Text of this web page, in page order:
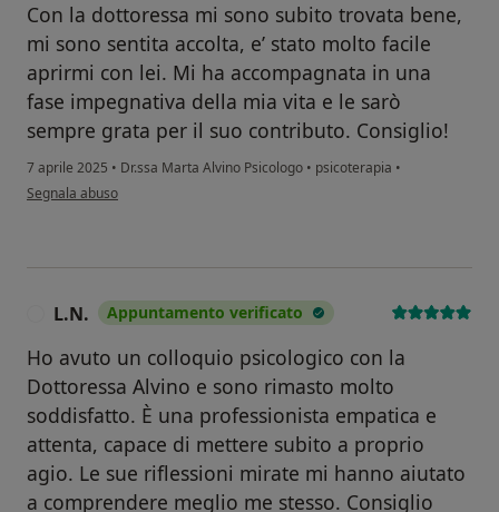
Con la dottoressa mi sono subito trovata bene,
mi sono sentita accolta, e’ stato molto facile
aprirmi con lei. Mi ha accompagnata in una
fase impegnativa della mia vita e le sarò
sempre grata per il suo contributo. Consiglio!
7 aprile 2025 • Dr.ssa Marta Alvino Psicologo • psicoterapia •
secondo l'opinione dell'utente Francesca DM
Segnala abuso
L.N. Appuntamento verificato
Ho avuto un colloquio psicologico con la
Dottoressa Alvino e sono rimasto molto
soddisfatto. È una professionista empatica e
attenta, capace di mettere subito a proprio
agio. Le sue riflessioni mirate mi hanno aiutato
a comprendere meglio me stesso. Consiglio